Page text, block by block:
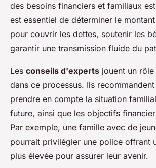
des besoins financiers et familiaux
est essentiel de déterminer le
pour couvrir les dettes, soutenir les
garantir une transmission fluide du
Les conseils d'experts jouent un
dans ce processus. Ils
prendre en compte la situation
future, ainsi que les objectifs
Par exemple, une famille avec de
pourrait privilégier une police offrant
plus élevée pour assurer leur avenir.